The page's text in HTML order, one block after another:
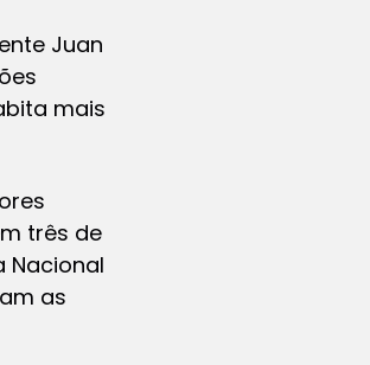
Juan
mais
três de
Nacional
as